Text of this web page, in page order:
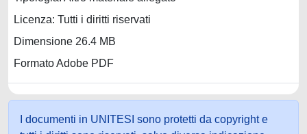
Licenza: Tutti i diritti riservati
Dimensione 26.4 MB
Formato Adobe PDF
I documenti in UNITESI sono protetti da copyright e